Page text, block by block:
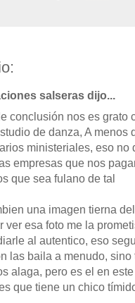
salseras dijo...
conclusión nos es grato
de danza, A
ministeriales, eso no
empresas que nos
que sea fulano de tal
una imagen tierna
ver esa foto me la
al autentico, eso
las baila a menudo, sino
alaga, pero es el en
que tiene un chico